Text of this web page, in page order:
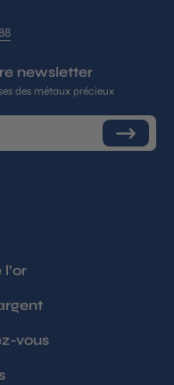
newsletter
des métaux précieux
vous